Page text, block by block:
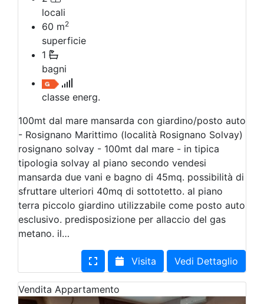
locali
60 m2
superficie
1
bagni
classe energ.
100mt dal mare mansarda con giardino/posto auto
- Rosignano Marittimo (località Rosignano Solvay)
rosignano solvay - 100mt dal mare - in tipica
tipologia solvay al piano secondo vendesi
mansarda due vani e bagno di 45mq. possibilità di
sfruttare ulteriori 40mq di sottotetto. al piano
terra piccolo giardino utilizzabile come posto auto
esclusivo. predisposizione per allaccio del gas
metano. il…
Visita Vedi Dettaglio
Vendita Appartamento